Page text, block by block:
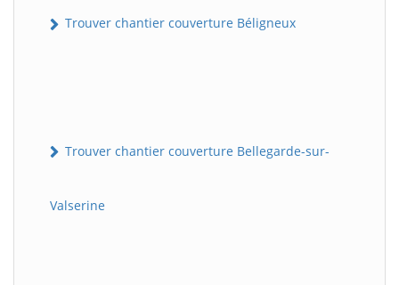
Trouver chantier couverture Béligneux
Trouver chantier couverture Bellegarde-sur-
Valserine